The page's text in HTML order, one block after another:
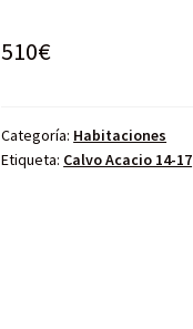
510€
Categoría: Habitaciones
Etiqueta: Calvo Acacio 14-17